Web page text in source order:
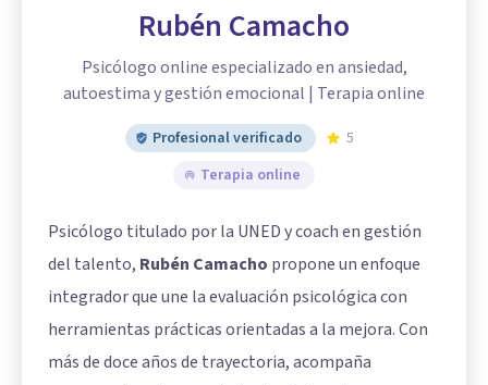
Rubén Camacho
Psicólogo online especializado en ansiedad,
autoestima y gestión emocional | Terapia online
Profesional verificado
5
Terapia online
Psicólogo titulado por la UNED y coach en gestión
del talento, Rubén Camacho propone un enfoque
integrador que une la evaluación psicológica con
herramientas prácticas orientadas a la mejora. Con
más de doce años de trayectoria, acompaña